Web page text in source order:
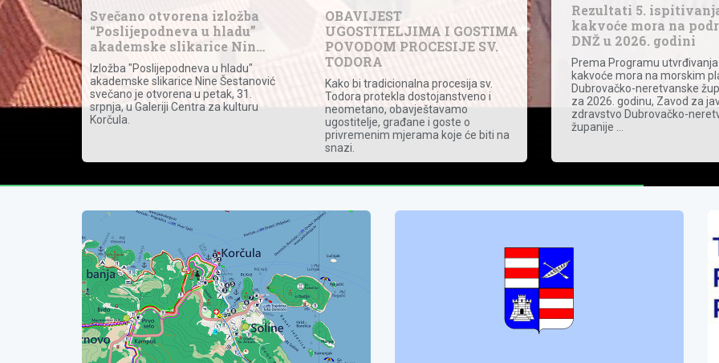
Svečano otvorena izložba
“Poslijepodneva u hladu”
akademske slikarice Nin…
Izložba "Poslijepodneva u hladu"
akademske slikarice Nine Šestanović
svečano je otvorena u petak, 31.
srpnja, u Galeriji Centra za kulturu
Korčula.
OBAVIJEST
UGOSTITELJIMA I GOSTIMA
POVODOM PROCESIJE SV.
TODORA
Kako bi tradicionalna procesija sv.
Todora protekla dostojanstveno i
neometano, obavještavamo
ugostitelje, građane i goste o
privremenim mjerama koje će biti na
snazi.
Rezultati 5.
kakvoće mora na
DNŽ u 2026. godini
Prema Programu utvrđivanja
kakvoće mora na morskim
Dubrovačko-neretvanske
za 2026. godinu, Zavod za
zdravstvo Dubrovačko-
županije …